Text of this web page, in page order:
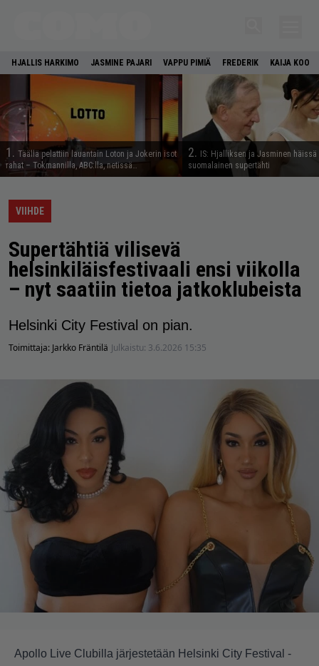
HJALLIS HARKIMO JASMINE PAJARI VAPPU PIMIÄ FREDERIK KAIJA KOO
1. Täällä pelattiin lauantain Loton ja Jokerin isot
rahat – Tokmannilla, ABC:lla, netissä…
2.
IS: Hjalliksen ja Jasminen häissä
suomalainen supertähti
VIIHDE
Supertähtiä vilisevä
helsinkiläisfestivaali ensi viikolla
– nyt saatiin tietoa jatkoklubeista
Helsinki City Festival on pian.
Toimittaja: Jarkko Fräntilä Julkaistu: 3.6.2026 15:35
Apollo Live Clubilla järjestetään Helsinki City Festival -